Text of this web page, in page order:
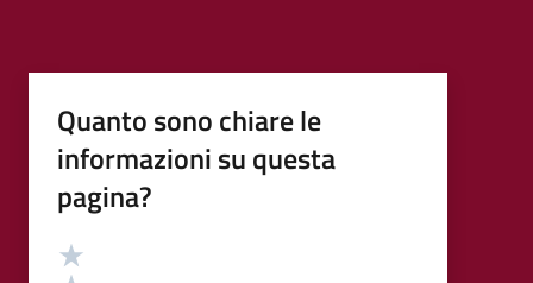
Quanto sono chiare le
informazioni su questa
pagina?
Valutazione